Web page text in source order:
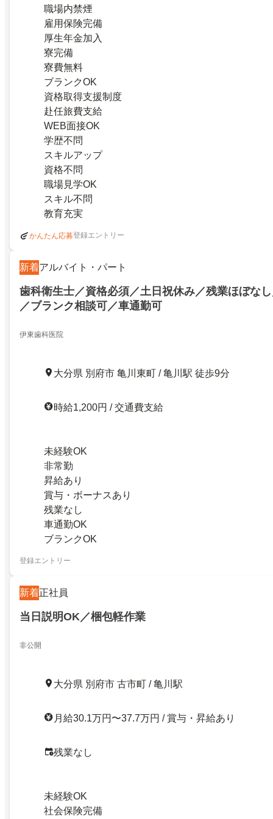
職場内禁煙
雇用保険完備
厚生年金加入
寮完備
寮費無料
ブランクOK
資格取得支援制度
赴任旅費支給
WEB面接OK
学歴不問
スキルアップ
資格不問
職場見学OK
スキル不問
教育充実
かんたん応募登録エントリー
新着アルバイト・パート
歯科衛生士／資格必須／土日祝休み／残業ほぼな
／ブランク相談可／車通勤可
伊東歯科医院
大分県 別府市 亀川東町 / 亀川駅 徒歩9分
時給1,200円 / 交通費支給
未経験OK
非常勤
昇給あり
賞与・ボーナスあり
残業なし
車通勤OK
ブランクOK
登録エントリー
新着正社員
当日説明OK／梱包軽作業
非公開
大分県 別府市 古市町 / 亀川駅
月給30.1万円〜37.7万円 / 賞与・昇給あり
残業なし
未経験OK
社会保険完備